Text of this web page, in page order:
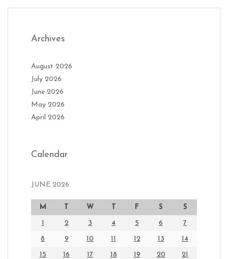
Archives
August 2026
July 2026
June 2026
May 2026
April 2026
Calendar
JUNE 2026
M W F S S
1 2 3 4 5 6 7
8 9 10 11 12 13 14
15 16 17 18 19 20 21